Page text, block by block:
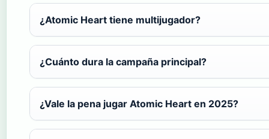
¿Atomic Heart tiene multijugador?
¿Cuánto dura la campaña principal?
¿Vale la pena jugar Atomic Heart en 2025?